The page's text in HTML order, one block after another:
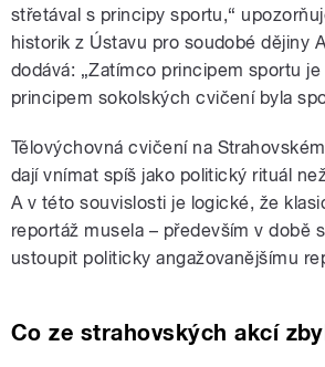
střetával s principy sportu,“
historik z Ústavu pro soudobé dějiny
dodává: „Zatímco principem sportu
principem sokolských cvičení byla
Tělovýchovná cvičení na
dají vnímat spíš jako politický rituál
A v této souvislosti je logické, že
reportáž musela – především v době
ustoupit politicky angažovanějšímu
Co ze strahovských akcí